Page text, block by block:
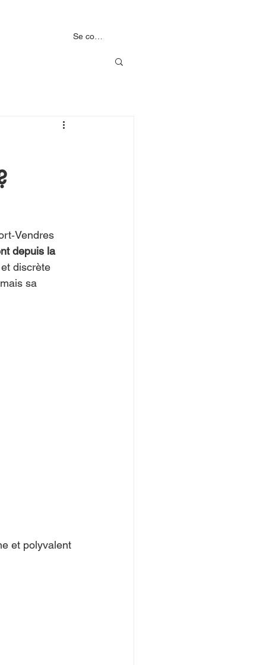
Se connecter
depuis la
discrète
sa
et polyvalent